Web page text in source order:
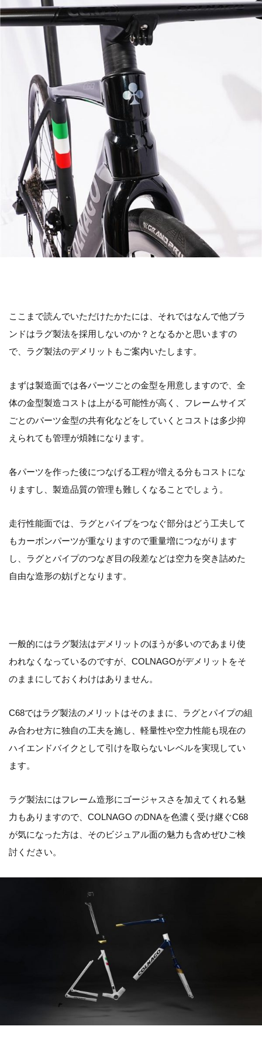
ここまで読んでいただけたかたには、それではなんで他ブラ
ンドはラグ製法を採用しないのか？となるかと思いますの
で、ラグ製法のデメリットもご案内いたします。
まずは製造面では各パーツごとの金型を用意しますので、全
体の金型製造コストは上がる可能性が高く、フレームサイズ
ごとのパーツ金型の共有化などをしていくとコストは多少抑
えられても管理が煩雑になります。
各パーツを作った後につなげる工程が増える分もコストにな
りますし、製造品質の管理も難しくなることでしょう。
走行性能面では、ラグとパイプをつなぐ部分はどう工夫して
もカーボンパーツが重なりますので重量増につながります
し、ラグとパイプのつなぎ目の段差などは空力を突き詰めた
自由な造形の妨げとなります。
一般的にはラグ製法はデメリットのほうが多いのであまり使
われなくなっているのですが、COLNAGOがデメリットをそ
のままにしておくわけはありません。
C68ではラグ製法のメリットはそのままに、ラグとパイプの組
み合わせ方に独自の工夫を施し、軽量性や空力性能も現在の
ハイエンドバイクとして引けを取らないレベルを実現してい
ます。
ラグ製法にはフレーム造形にゴージャスさを加えてくれる魅
力もありますので、COLNAGO のDNAを色濃く受け継ぐC68
が気になった方は、そのビジュアル面の魅力も含めぜひご検
討ください。